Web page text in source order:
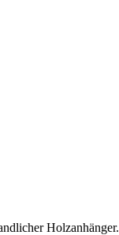
Holzanhänger.